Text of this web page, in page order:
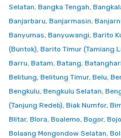
Selatan, Bangka Tengah,
Banjarbaru, Banjarmasin,
Banyumas, Banyuwangi, Barito
(Buntok), Barito Timur (Tamiang
Barru, Batam, Batang, Batanghari
Belitung, Belitung Timur, Belu,
Bengkulu, Bengkulu Selatan,
(Tanjung Redeb), Biak Numfor,
Blitar, Blora, Boalemo, Bogor,
Bolaang Mongondow Selatan,